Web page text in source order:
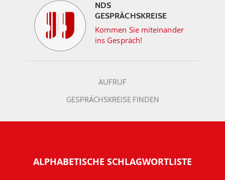
NDS
GESPRÄCHSKREISE
Kommen Sie miteinander
ins Gespräch!
AUFRUF
GESPRÄCHSKREISE FINDEN
ALPHABETISCHE SCHLAGWORTLISTE